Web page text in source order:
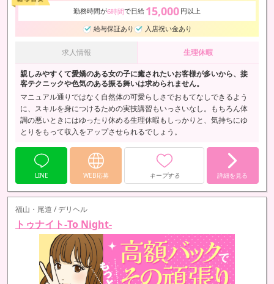
勤務時間が6時間で日給 15,000 円以上
給与保証あり
入店祝い金あり
求人情報 生理休暇
親しみやすくて愛嬌のある女の子に癒されたいお客様が多いから、接
客テクニックや色気のある振る舞いは求められません。
マニュアル通りではなく自然体の可愛らしさでおもてなしできるよう
に、スキルを身につけるための実技講習もいっさいなし。もちろん体
調の悪いときにはゆったり休める生理休暇もしっかりと、気持ちにゆ
とりをもって収入をアップさせられるでしょう。
LINE WEB応募 キープする 詳細を見る
福山・尾道 / デリヘル
トゥナイト-To Night-